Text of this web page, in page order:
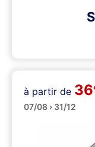
Minibus
à partir de 36
07/08 › 31/12